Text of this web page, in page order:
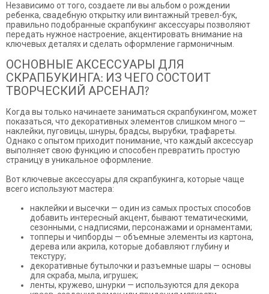
Независимо от того, создаете ли вы альбом о рождении
ребенка, свадебную открытку или винтажный тревел-бук,
правильно подобранные скрапбукинг аксессуары позволяют
передать нужное настроение, акцентировать внимание на
ключевых деталях и сделать оформление гармоничным.
ОСНОВНЫЕ АКСЕССУАРЫ ДЛЯ
СКРАПБУКИНГА: ИЗ ЧЕГО СОСТОИТ
ТВОРЧЕСКИЙ АРСЕНАЛ?
Когда вы только начинаете заниматься скрапбукингом, может
показаться, что декоративных элементов слишком много —
наклейки, пуговицы, шнуры, брадсы, вырубки, трафареты.
Однако с опытом приходит понимание, что каждый аксессуар
выполняет свою функцию и способен превратить простую
страницу в уникальное оформление.
Вот ключевые аксессуары для скрапбукинга, которые чаще
всего используют мастера:
наклейки и высечки — один из самых простых способов
добавить интересный акцент, бывают тематическими,
сезонными, с надписями, персонажами и орнаментами;
топперы и чипборды — объемные элементы из картона,
дерева или акрила, которые добавляют глубину и
текстуру;
декоративные бутылочки и разъемные шары — основы
для скраба, мыла, игрушек;
ленты, кружево, шнурки — используются для декора